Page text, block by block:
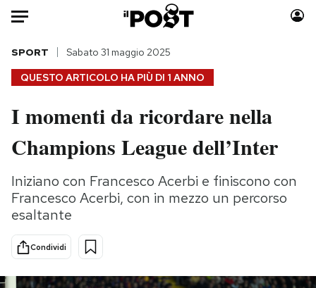
Auto
HOME
Italia
Politica
Tecnologia
Internet
Scienza
Cultura
Economia
Sport
Moda
Consumismi
Storie/Idee
Ok Boomer!
Mondiali calcio 2026
QUESTO ARTICOLO HA PIÙ DI 1 ANNO
SPORT Sabato 31 maggio 2025
I momenti da ricordare nella
Champions League dell’Inter
Iniziano con Francesco Acerbi e finiscono con
Francesco Acerbi, con in mezzo un percorso
esaltante
Condividi